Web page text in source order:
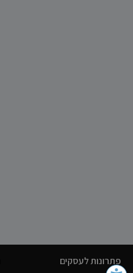
פתרונות לעסקים